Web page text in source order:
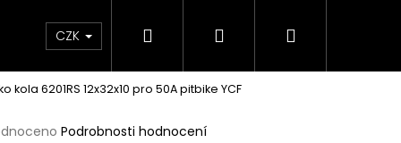
& Maziva Příslušenství Dárkové
CZK Hledat PřihlášeníNákupní
kola 6201RS 12x32x10 pro 50A pitbike YCF
Podrobnosti hodnocení